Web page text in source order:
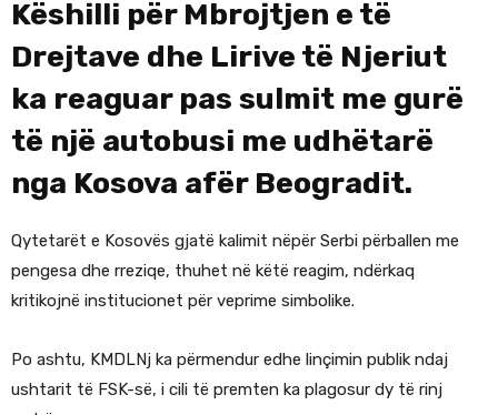
Këshilli për Mbrojtjen e të
Drejtave dhe Lirive të Njeriut
ka reaguar pas sulmit me gurë
të një autobusi me udhëtarë
nga Kosova afër Beogradit.
Qytetarët e Kosovës gjatë kalimit nëpër Serbi përballen me
pengesa dhe rreziqe, thuhet në këtë reagim, ndërkaq
kritikojnë institucionet për veprime simbolike.
Po ashtu, KMDLNj ka përmendur edhe linçimin publik ndaj
ushtarit të FSK-së, i cili të premten ka plagosur dy të rinj